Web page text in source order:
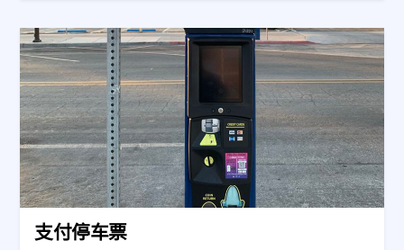
支付停车票